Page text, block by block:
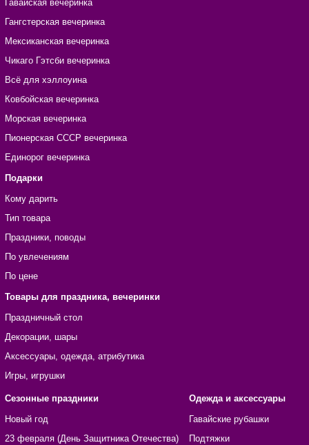
Гавайская вечеринка
Гангстерская вечеринка
Мексиканская вечеринка
Чикаго Гэтсби вечеринка
Всё для хэллоуина
Ковбойская вечеринка
Морская вечеринка
Пионерская СССР вечеринка
Единорог вечеринка
Подарки
Кому дарить
Тип товара
Праздники, поводы
По увлечениям
По цене
Товары для праздника, вечеринки
Праздничный стол
Декорации, шары
Аксессуары, одежда, атрибутика
Игры, игрушки
Сезонные праздники
Новый год
23 февраля (День Защитника Отечества)
Одежда и аксессуары
Гавайские рубашки
Подтяжки